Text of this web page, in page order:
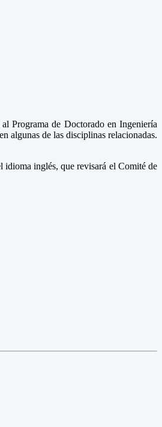
Programa de Doctorado en Ingeniería
algunas de las disciplinas relacionadas.
idioma inglés, que revisará el Comité de